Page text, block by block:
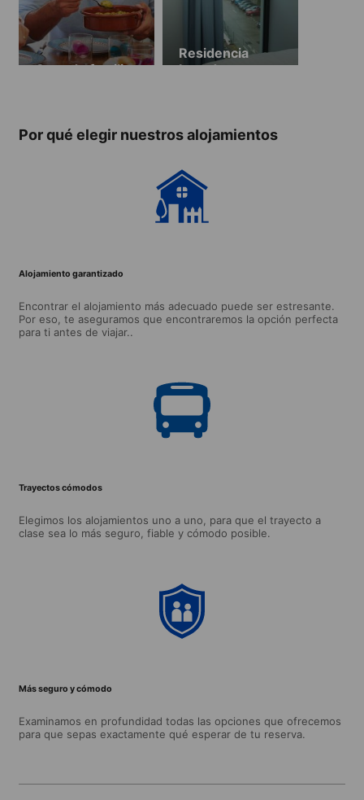
Casa de familia
Residencia
Lansdowne
Por qué elegir nuestros alojamientos
Alojamiento garantizado
Encontrar el alojamiento más adecuado puede ser estresante.
Por eso, te aseguramos que encontraremos la opción perfecta
para ti antes de viajar..
Trayectos cómodos
Elegimos los alojamientos uno a uno, para que el trayecto a
clase sea lo más seguro, fiable y cómodo posible.
Más seguro y cómodo
Examinamos en profundidad todas las opciones que ofrecemos
para que sepas exactamente qué esperar de tu reserva.